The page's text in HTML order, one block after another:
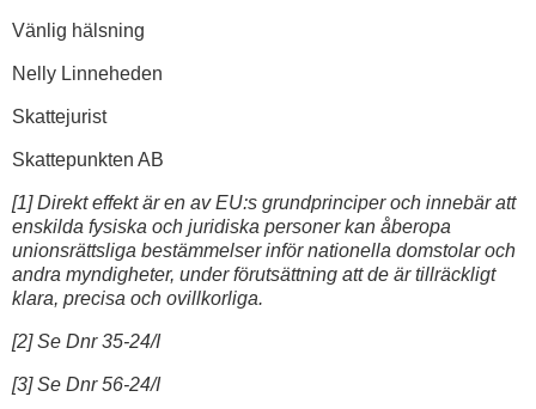
Vänlig hälsning
Nelly Linneheden
Skattejurist
Skattepunkten AB
[1] Direkt effekt är en av EU:s grundprinciper och innebär att
enskilda fysiska och juridiska personer kan åberopa
unionsrättsliga bestämmelser inför nationella domstolar och
andra myndigheter, under förutsättning att de är tillräckligt
klara, precisa och ovillkorliga.
[2] Se Dnr 35-24/I
[3] Se Dnr 56-24/I